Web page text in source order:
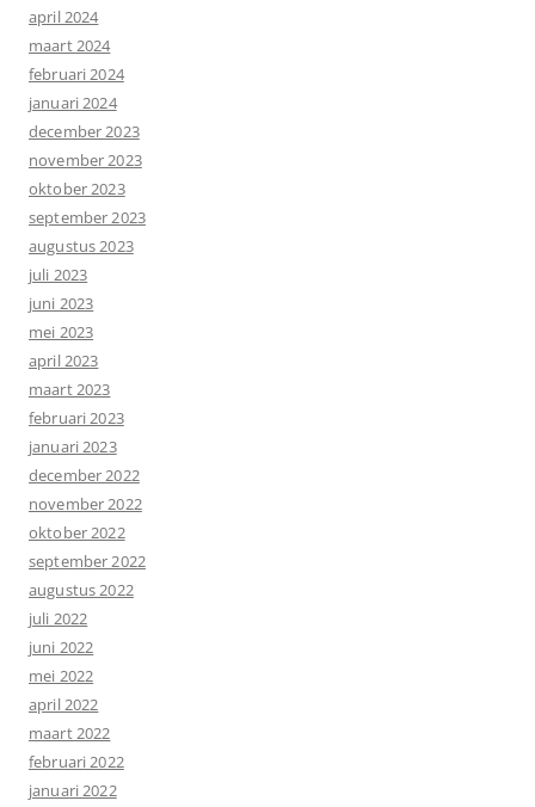
april 2024
maart 2024
februari 2024
januari 2024
december 2023
november 2023
oktober 2023
september 2023
augustus 2023
juli 2023
juni 2023
mei 2023
april 2023
maart 2023
februari 2023
januari 2023
december 2022
november 2022
oktober 2022
september 2022
augustus 2022
juli 2022
juni 2022
mei 2022
april 2022
maart 2022
februari 2022
januari 2022